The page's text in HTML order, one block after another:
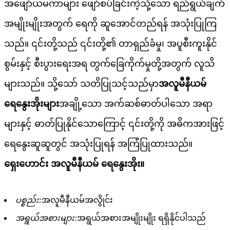
အဖျော်ယမကာများ ဖျော်စပ်ခြင်းကဲ့သို့သော ရည်ရွယ်ချက်
အမျိုးမျိုးအတွက် ရေကို ဆူအောင်တည်ရန် အသုံးပြုကြ
သည်။ ၎င်းတို့သည် ၎င်းတို့၏ တာရှည်ခံမှု၊ အပူစီးကူးနိုင်
စွမ်းနှင့် စီးပွားရေးအရ တွက်ခြေကိုက်မှုတို့အတွက် လူသိ
များသည်။ သို့သော် သတိပြုသင့်သည်မှာအလူမီနီယမ်
ရေနွေးအိုးများအချို့သော အက်ဆစ်ဓာတ်ပါသော အရာ
များနှင့် ဓာတ်ပြုနိုင်သောကြောင့် ၎င်းတို့ကို အဓိကအားဖြင့်
ရေနွေးဆူဆူတွင် အသုံးပြုရန် အကြံပြုထားသည်။
ရှေးဟောင်း အလူမီနီယမ် ရေနွေးအိုး။
ပစ္စည်း:အလူမီနီယမ်အလွိုင်း
အရွယ်အစားများ:အရွယ်အစားအမျိုးမျိုး ရရှိနိုင်ပါသည်